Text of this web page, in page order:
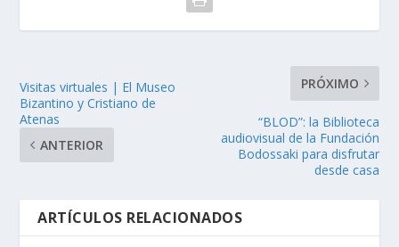
Visitas virtuales | El Museo
Bizantino y Cristiano de
Atenas
ANTERIOR
PRÓXIMO
“BLOD”: la Biblioteca
audiovisual de la Fundación
Bodossaki para disfrutar
desde casa
ARTÍCULOS RELACIONADOS